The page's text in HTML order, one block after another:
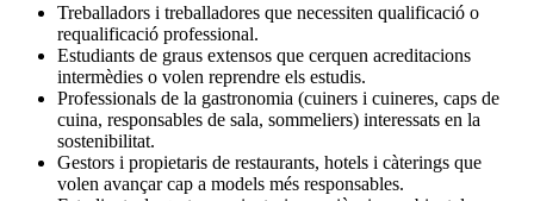
Treballadors i treballadores que necessiten qualificació o
requalificació professional.
Estudiants de graus extensos que cerquen acreditacions
intermèdies o volen reprendre els estudis.
Professionals de la gastronomia (cuiners i cuineres, caps de
cuina, responsables de sala, sommeliers) interessats en la
sostenibilitat.
Gestors i propietaris de restaurants, hotels i càterings que
volen avançar cap a models més responsables.